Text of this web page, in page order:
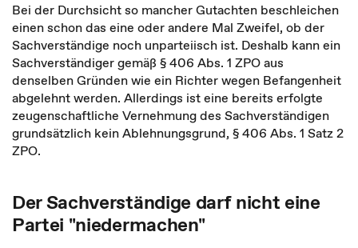
Bei der Durchsicht so mancher Gutachten beschleichen
einen schon das eine oder andere Mal Zweifel, ob der
Sachverständige noch unparteiisch ist. Deshalb kann ein
Sachverständiger gemäß § 406 Abs. 1 ZPO aus
denselben Gründen wie ein Richter wegen Befangenheit
abgelehnt werden. Allerdings ist eine bereits erfolgte
zeugenschaftliche Vernehmung des Sachverständigen
grundsätzlich kein Ablehnungsgrund, § 406 Abs. 1 Satz 2
ZPO.
Der Sachverständige darf nicht eine
Partei "niedermachen"